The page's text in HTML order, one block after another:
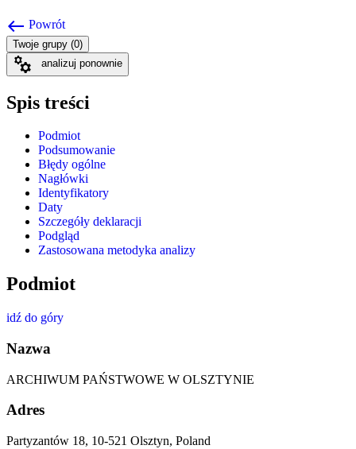
west Powrót
Twoje grupy (0)
manufacturing analizuj ponownie
Spis treści
Podmiot
Podsumowanie
Błędy ogólne
Nagłówki
Identyfikatory
Daty
Szczegóły deklaracji
Podgląd
Zastosowana metodyka analizy
Podmiot
idź do góry
Nazwa
ARCHIWUM PAŃSTWOWE W OLSZTYNIE
Adres
Partyzantów 18, 10-521 Olsztyn, Poland